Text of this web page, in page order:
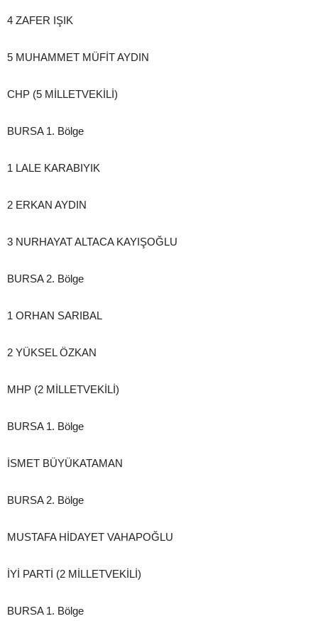
4 ZAFER IŞIK
5 MUHAMMET MÜFİT AYDIN
CHP (5 MİLLETVEKİLİ)
BURSA 1. Bölge
1 LALE KARABIYIK
2 ERKAN AYDIN
3 NURHAYAT ALTACA KAYIŞOĞLU
BURSA 2. Bölge
1 ORHAN SARIBAL
2 YÜKSEL ÖZKAN
MHP (2 MİLLETVEKİLİ)
BURSA 1. Bölge
İSMET BÜYÜKATAMAN
BURSA 2. Bölge
MUSTAFA HİDAYET VAHAPOĞLU
İYİ PARTİ (2 MİLLETVEKİLİ)
BURSA 1. Bölge